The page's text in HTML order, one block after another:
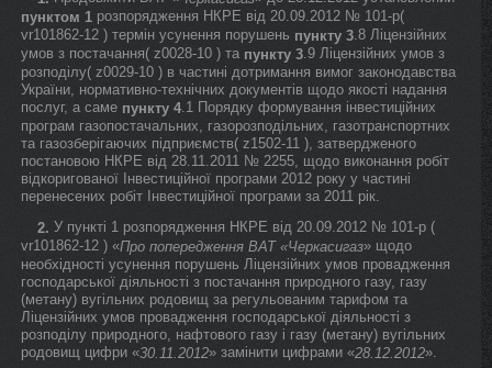
пунктом 1 розпорядження НКРЕ від 20.09.2012 № 101-р(
vr101862-12 ) термін усунення порушень пункту 3.8 Ліцензійних
умов з постачання( z0028-10 ) та пункту 3.9 Ліцензійних умов з
розподілу( z0029-10 ) в частині дотримання вимог законодавства
України, нормативно-технічних документів щодо якості надання
послуг, а саме пункту 4.1 Порядку формування інвестиційних
програм газопостачальних, газорозподільних, газотранспортних
та газозберігаючих підприємств( z1502-11 ), затвердженого
постановою НКРЕ від 28.11.2011 № 2255, щодо виконання робіт
відкоригованої Інвестиційної програми 2012 року у частині
перенесених робіт Інвестиційної програми за 2011 рік.
2. У пункті 1 розпорядження НКРЕ від 20.09.2012 № 101-р (
vr101862-12 ) «Про попередження ВАТ «Черкасигаз» щодо
необхідності усунення порушень Ліцензійних умов провадження
господарської діяльності з постачання природного газу, газу
(метану) вугільних родовищ за регульованим тарифом та
Ліцензійних умов провадження господарської діяльності з
розподілу природного, нафтового газу і газу (метану) вугільних
родовищ цифри «30.11.2012» замінити цифрами «28.12.2012».